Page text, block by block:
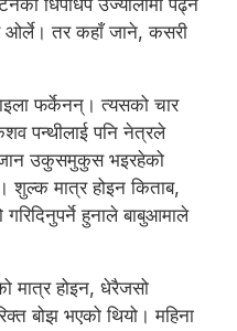
धिपधिपे उज्यालोमा पढ्न
ओर्ले। तर कहाँ जाने, कसरी
फर्केनन्। त्यसको चार
पन्थीलाई पनि नेत्रले
जान उकुसमुकुस भइरहेको
शुल्क मात्र होइन किताब,
हुनाले बाबुआमाले
मात्र होइन, धेरैजसो
बोझ भएको थियो। महिना